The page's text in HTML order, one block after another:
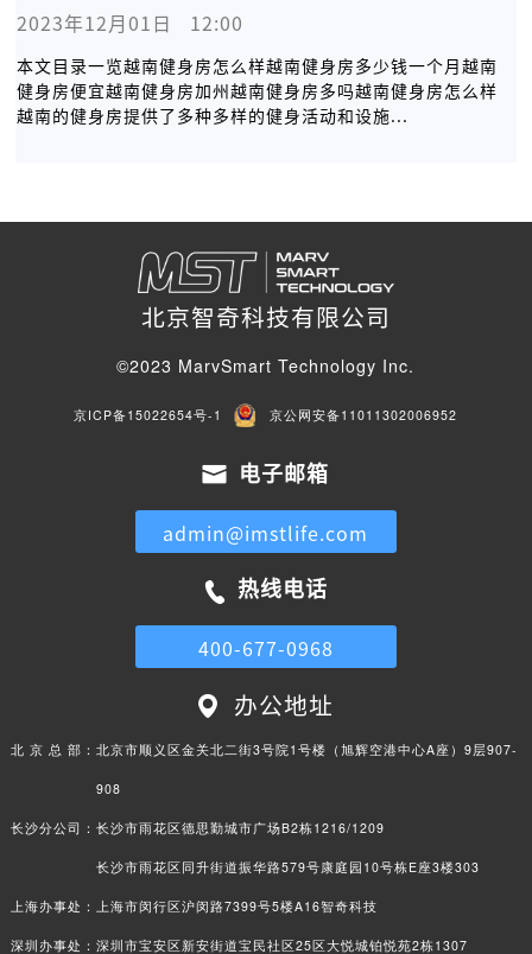
2023年12月01日   12:00
本文目录一览越南健身房怎么样越南健身房多少钱一个月越南
健身房便宜越南健身房加州越南健身房多吗越南健身房怎么样
越南的健身房提供了多种多样的健身活动和设施...
北京智奇科技有限公司
©2023 MarvSmart Technology Inc.
京ICP备15022654号-1 京公网安备11011302006952
电子邮箱
admin@imstlife.com
热线电话
400-677-0968
办公地址
北 京 总 部： 北京市顺义区金关北二街3号院1号楼（旭辉空港中心A座）9层907-
908
长沙分公司： 长沙市雨花区德思勤城市广场B2栋1216/1209
长沙市雨花区同升街道振华路579号康庭园10号栋E座3楼303
上海办事处： 上海市闵行区沪闵路7399号5楼A16智奇科技
深圳办事处： 深圳市宝安区新安街道宝民社区25区大悦城铂悦苑2栋1307